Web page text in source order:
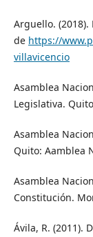
Arguello. (2018).
de https://
villavicencio
Asamblea
Legislativa.
Asamblea
Quito: Aamblea
Asamblea
Constitución.
Ávila, R. (2011).